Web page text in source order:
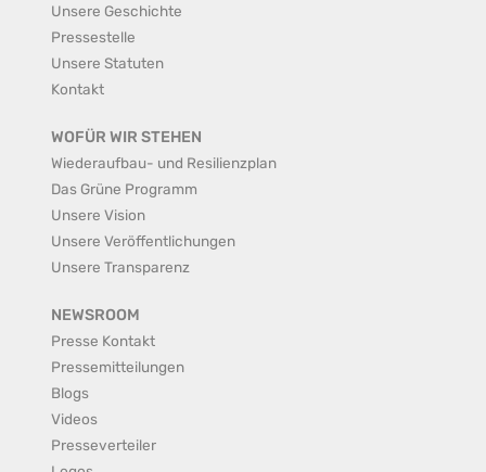
Unsere Geschichte
Pressestelle
Unsere Statuten
Kontakt
WOFÜR WIR STEHEN
Wiederaufbau- und Resilienzplan
Das Grüne Programm
Unsere Vision
Unsere Veröffentlichungen
Unsere Transparenz
NEWSROOM
Presse Kontakt
Pressemitteilungen
Blogs
Videos
Presseverteiler